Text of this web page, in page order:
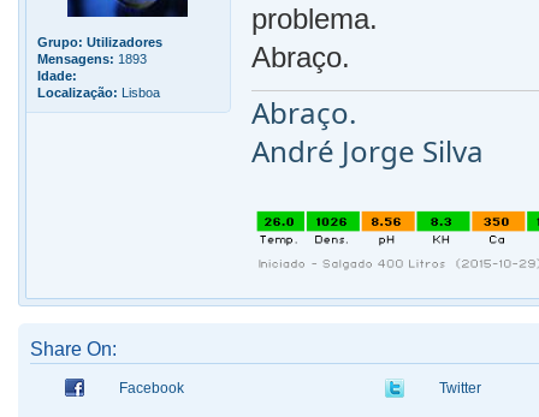
Grupo: Utilizadores
Mensagens: 1893
Idade:
Localização: Lisboa
problema.
Abraço.
Abraço.
André Jorge Silva
Share On:
Facebook Twitter